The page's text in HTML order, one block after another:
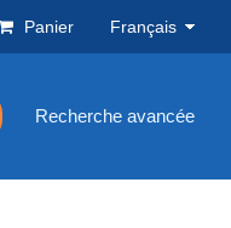
Panier Français
Recherche avancée